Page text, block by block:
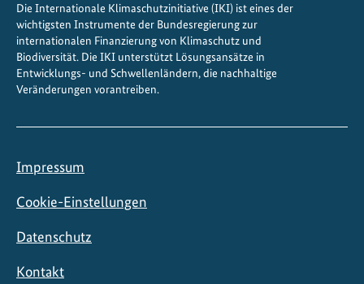
Die Internationale Klimaschutzinitiative (IKI) ist eines der
wichtigsten Instrumente der Bundesregierung zur
internationalen Finanzierung von Klimaschutz und
Biodiversität. Die IKI unterstützt Lösungsansätze in
Entwicklungs- und Schwellenländern, die nachhaltige
Veränderungen vorantreiben.
Impressum
Cookie-Einstellungen
Datenschutz
Kontakt